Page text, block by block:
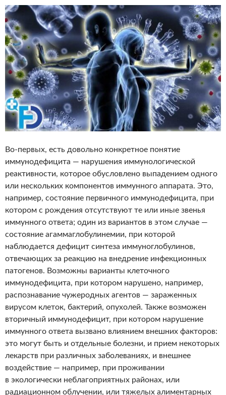
Во-первых, есть довольно конкретное понятие
иммунодефицита — нарушения иммунологической
реактивности, которое обусловлено выпадением одного
или нескольких компонентов иммунного аппарата. Это,
например, состояние первичного иммунодефицита, при
котором с рождения отсутствуют те или иные звенья
иммунного ответа; один из вариантов в этом случае —
состояние агаммаглобулинемии, при которой
наблюдается дефицит синтеза иммуноглобулинов,
отвечающих за реакцию на внедрение инфекционных
патогенов. Возможны варианты клеточного
иммунодефицита, при котором нарушено, например,
распознавание чужеродных агентов — зараженных
вирусом клеток, бактерий, опухолей. Также возможен
вторичный иммунодефицит, при котором нарушение
иммунного ответа вызвано влиянием внешних факторов:
это могут быть и отдельные болезни, и прием некоторых
лекарств при различных заболеваниях, и внешнее
воздействие — например, при проживании
в экологически неблагоприятных районах, или
радиационном облучении, или тяжелых алиментарных